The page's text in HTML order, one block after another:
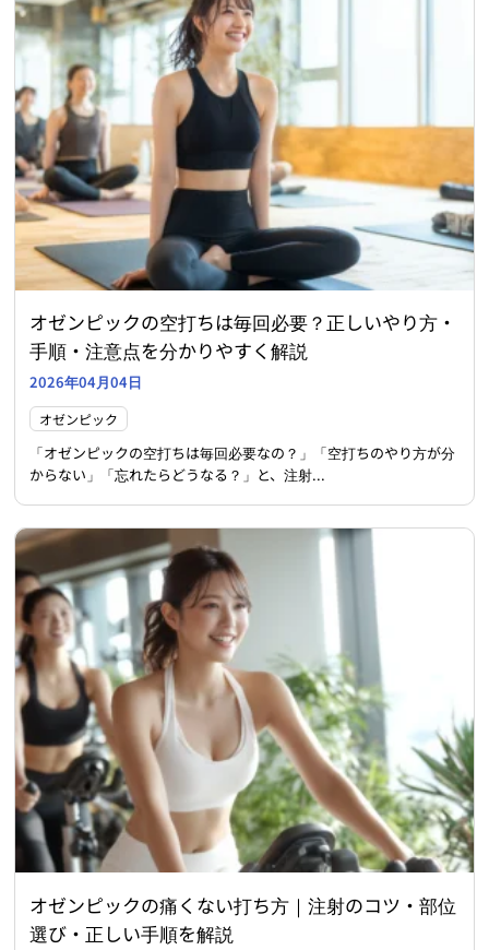
オゼンピックの空打ちは毎回必要？正しいやり方・
手順・注意点を分かりやすく解説
2026年04月04日
オゼンピック
「オゼンピックの空打ちは毎回必要なの？」「空打ちのやり方が分
からない」「忘れたらどうなる？」と、注射...
オゼンピックの痛くない打ち方｜注射のコツ・部位
選び・正しい手順を解説